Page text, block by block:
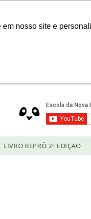
nosso site e
LIVRO REPRÔ 2ª EDIÇÃO